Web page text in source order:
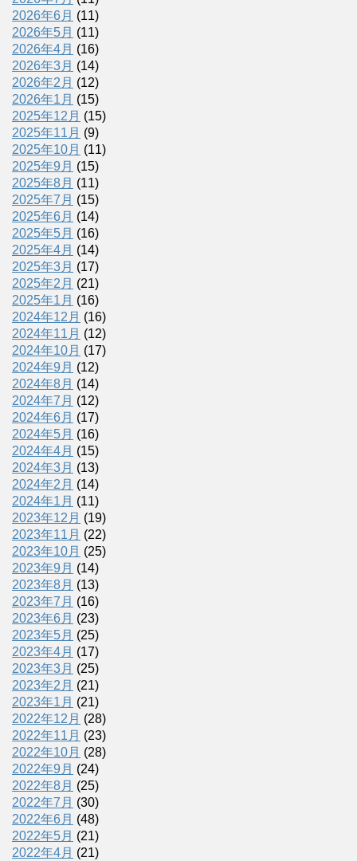
2026年6月 (11)
2026年5月 (11)
2026年4月 (16)
2026年3月 (14)
2026年2月 (12)
2026年1月 (15)
2025年12月 (15)
2025年11月 (9)
2025年10月 (11)
2025年9月 (15)
2025年8月 (11)
2025年7月 (15)
2025年6月 (14)
2025年5月 (16)
2025年4月 (14)
2025年3月 (17)
2025年2月 (21)
2025年1月 (16)
2024年12月 (16)
2024年11月 (12)
2024年10月 (17)
2024年9月 (12)
2024年8月 (14)
2024年7月 (12)
2024年6月 (17)
2024年5月 (16)
2024年4月 (15)
2024年3月 (13)
2024年2月 (14)
2024年1月 (11)
2023年12月 (19)
2023年11月 (22)
2023年10月 (25)
2023年9月 (14)
2023年8月 (13)
2023年7月 (16)
2023年6月 (23)
2023年5月 (25)
2023年4月 (17)
2023年3月 (25)
2023年2月 (21)
2023年1月 (21)
2022年12月 (28)
2022年11月 (23)
2022年10月 (28)
2022年9月 (24)
2022年8月 (25)
2022年7月 (30)
2022年6月 (48)
2022年5月 (21)
2022年4月 (21)